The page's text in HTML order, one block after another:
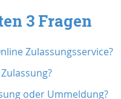
3 Fragen
Zulassungsservice?
oder Ummeldung?